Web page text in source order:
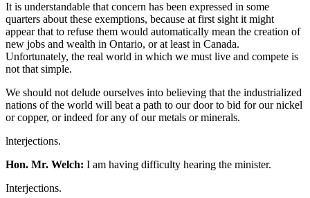
It is understandable that concern has been expressed in some
quarters about these exemptions, because at first sight it might
appear that to refuse them would automatically mean the creation of
new jobs and wealth in Ontario, or at least in Canada.
Unfortunately, the real world in which we must live and compete is
not that simple.
We should not delude ourselves into believing that the industrialized
nations of the world will beat a path to our door to bid for our nickel
or copper, or indeed for any of our metals or minerals.
lnterjections.
Hon. Mr. Welch: I am having difficulty hearing the minister.
Interjections.